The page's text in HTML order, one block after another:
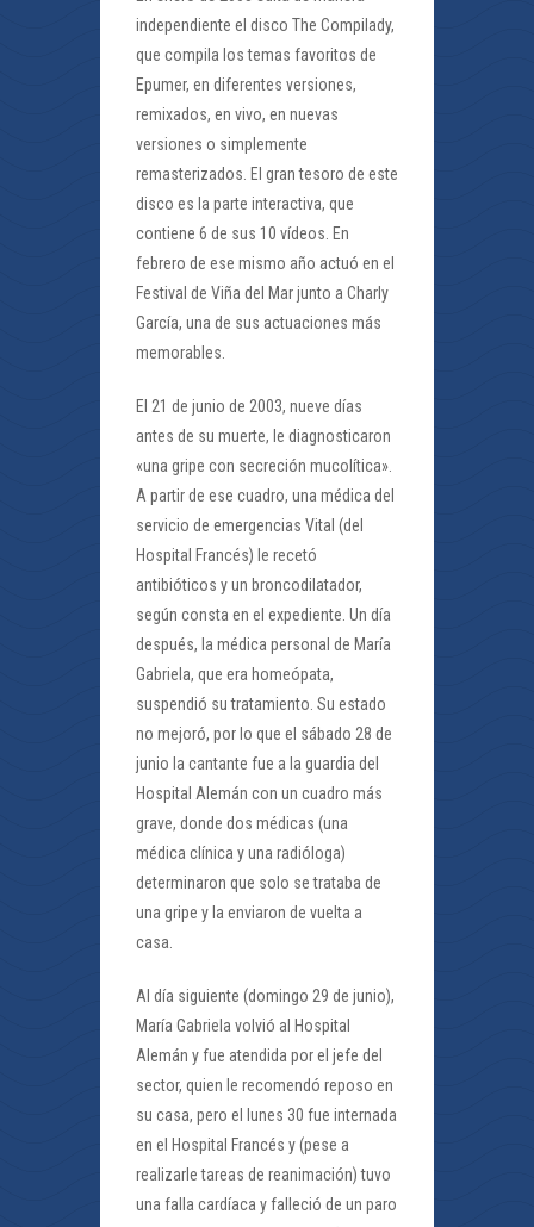
independiente el disco The Compilady,
que compila los temas favoritos de
Epumer, en diferentes versiones,
remixados, en vivo, en nuevas
versiones o simplemente
remasterizados. El gran tesoro de este
disco es la parte interactiva, que
contiene 6 de sus 10 vídeos. En
febrero de ese mismo año actuó en el
Festival de Viña del Mar junto a Charly
García, una de sus actuaciones más
memorables.
El 21 de junio de 2003, nueve días
antes de su muerte, le diagnosticaron
«una gripe con secreción mucolítica».
A partir de ese cuadro, una médica del
servicio de emergencias Vital (del
Hospital Francés) le recetó
antibióticos y un broncodilatador,
según consta en el expediente. Un día
después, la médica personal de María
Gabriela, que era homeópata,
suspendió su tratamiento. Su estado
no mejoró, por lo que el sábado 28 de
junio la cantante fue a la guardia del
Hospital Alemán con un cuadro más
grave, donde dos médicas (una
médica clínica y una radióloga)
determinaron que solo se trataba de
una gripe y la enviaron de vuelta a
casa.
Al día siguiente (domingo 29 de junio),
María Gabriela volvió al Hospital
Alemán y fue atendida por el jefe del
sector, quien le recomendó reposo en
su casa, pero el lunes 30 fue internada
en el Hospital Francés y (pese a
realizarle tareas de reanimación) tuvo
una falla cardíaca y falleció de un paro